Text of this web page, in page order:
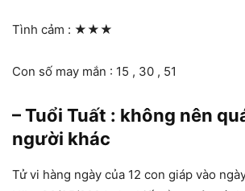
Tình cảm : ★★★
Con số may mắn : 15 , 30 , 51
– Tuổi Tuất : không nên
người khác
Tử vi hàng ngày của 12 con giáp vào